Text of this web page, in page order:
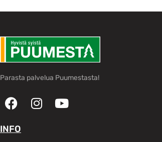
Parasta palvelua Puumestasta!
INFO